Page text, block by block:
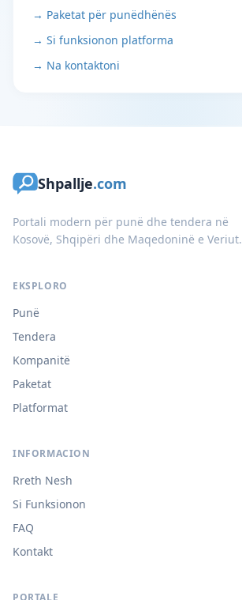
→ Paketat për punëdhënës
→ Si funksionon platforma
→ Na kontaktoni
Shpallje.com
Portali modern për punë dhe tendera në
Kosovë, Shqipëri dhe Maqedoninë e Veriut.
EKSPLORO
Punë
Tendera
Kompanitë
Paketat
Platformat
INFORMACION
Rreth Nesh
Si Funksionon
FAQ
Kontakt
PORTALE